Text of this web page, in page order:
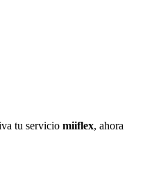
tu servicio miiflex, ahora